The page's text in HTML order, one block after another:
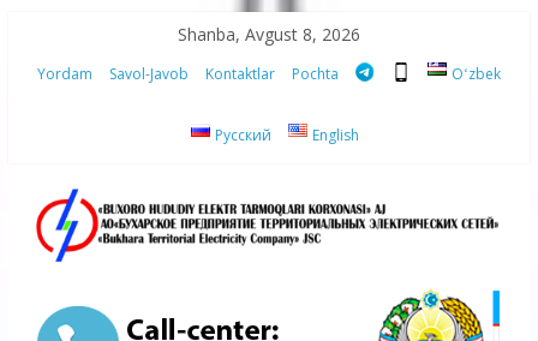
content
Shanba, Avgust 8, 2026
Yordam Savol-Javob Kontaktlar Pochta Oʻzbek
Русский English
“Buxoro